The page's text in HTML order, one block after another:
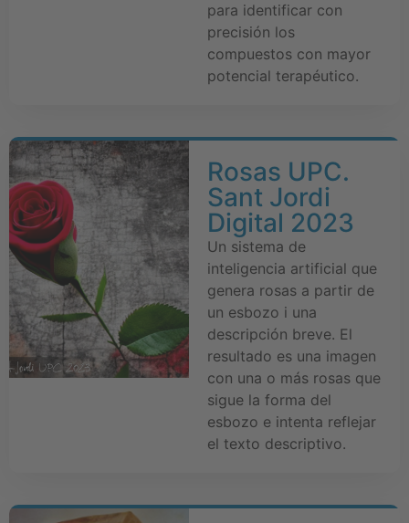
para identificar con
precisión los
compuestos con mayor
potencial terapéutico.
Rosas UPC.
Sant Jordi
Digital 2023
Un sistema de
inteligencia artificial que
genera rosas a partir de
un esbozo i una
descripción breve. El
resultado es una imagen
con una o más rosas que
sigue la forma del
esbozo e intenta reflejar
el texto descriptivo.